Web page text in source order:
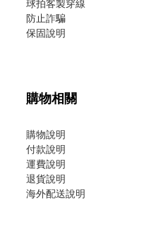
球拍客製穿線
防止詐騙
保固說明
購物相關
購物說明
付款說明
運費說明
退貨說明
海外配送說明